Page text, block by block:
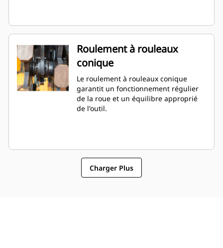
Roulement à rouleaux
conique
Le roulement à rouleaux conique
garantit un fonctionnement régulier
de la roue et un équilibre approprié
de l'outil.
Charger Plus